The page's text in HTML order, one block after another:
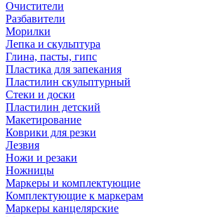
Очистители
Разбавители
Морилки
Лепка и скульптура
Глина, пасты, гипс
Пластика для запекания
Пластилин скульптурный
Стеки и доски
Пластилин детский
Макетирование
Коврики для резки
Лезвия
Ножи и резаки
Ножницы
Маркеры и комплектующие
Комплектующие к маркерам
Маркеры канцелярские